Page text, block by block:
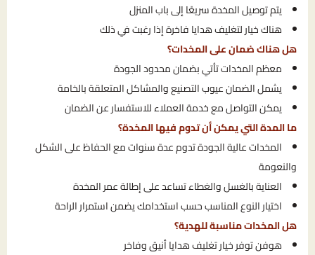
يتم توصيل المخدة سريعًا إلى باب المنزل
هناك خيار لتغليف هدايا فاخرة إذا رغبت في ذلك
هل هناك ضمان على المخدات؟
معظم المخدات تأتي بضمان محدود الجودة
يشمل الضمان عيوب التصنيع والمشاكل المتعلقة بالخامة
يمكن التواصل مع خدمة العملاء للاستفسار عن الضمان
ما المدة التي يمكن أن تدوم فيها المخدة؟
المخدات عالية الجودة تدوم عدة سنوات مع الحفاظ على الشكل
والنعومة
العناية بالغسل والغطاء تساعد على إطالة عمر المخدة
اختيار النوع المناسب حسب استخدامك يضمن استمرار الراحة
هل المخدات مناسبة للهدية؟
هوفن توفر خيار تغليف هدايا أنيق وفاخر